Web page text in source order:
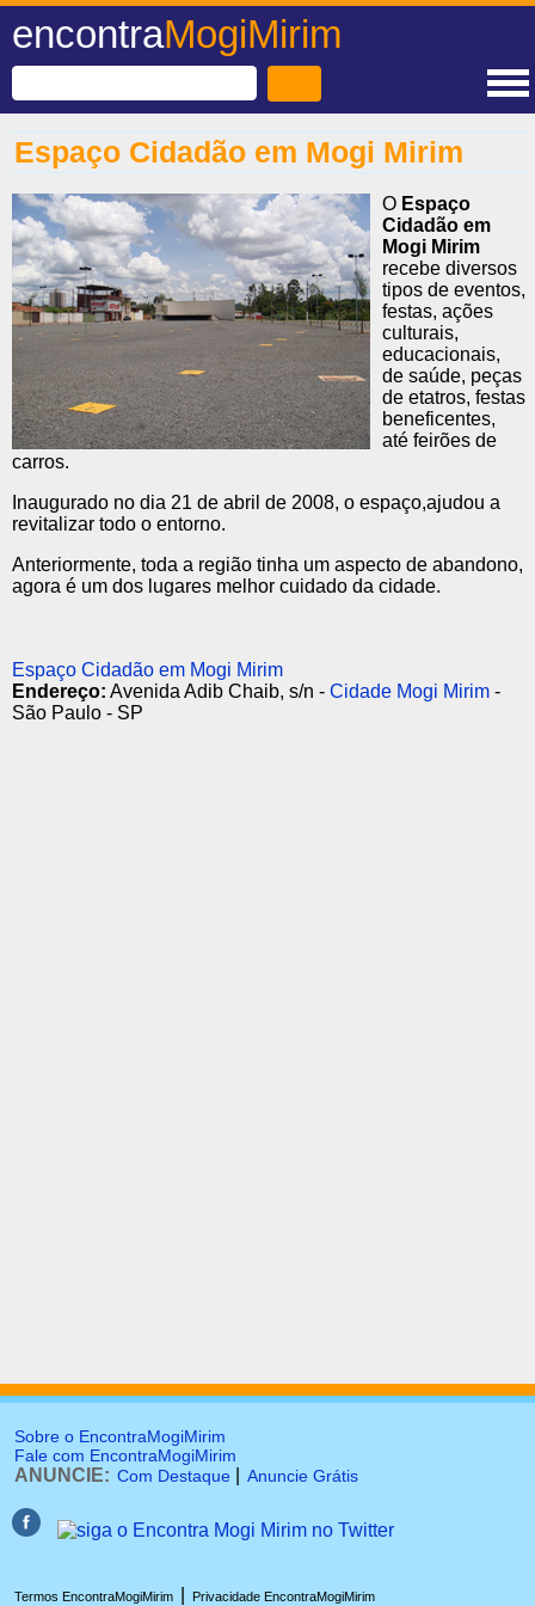
encontraMogiMirim
Espaço Cidadão em Mogi Mirim
O Espaço
Cidadão em
Mogi Mirim
recebe diversos
tipos de eventos,
festas, ações
culturais,
educacionais,
de saúde, peças
de etatros, festas
beneficentes,
até feirões de
carros.
Inaugurado no dia 21 de abril de 2008, o espaço,ajudou a
revitalizar todo o entorno.
Anteriormente, toda a região tinha um aspecto de abandono,
agora é um dos lugares melhor cuidado da cidade.
Espaço Cidadão em Mogi Mirim
Endereço: Avenida Adib Chaib, s/n - Cidade Mogi Mirim -
São Paulo - SP
Sobre o EncontraMogiMirim
Fale com EncontraMogiMirim
ANUNCIE: Com Destaque Anuncie Grátis
Termos EncontraMogiMirim Privacidade EncontraMogiMirim